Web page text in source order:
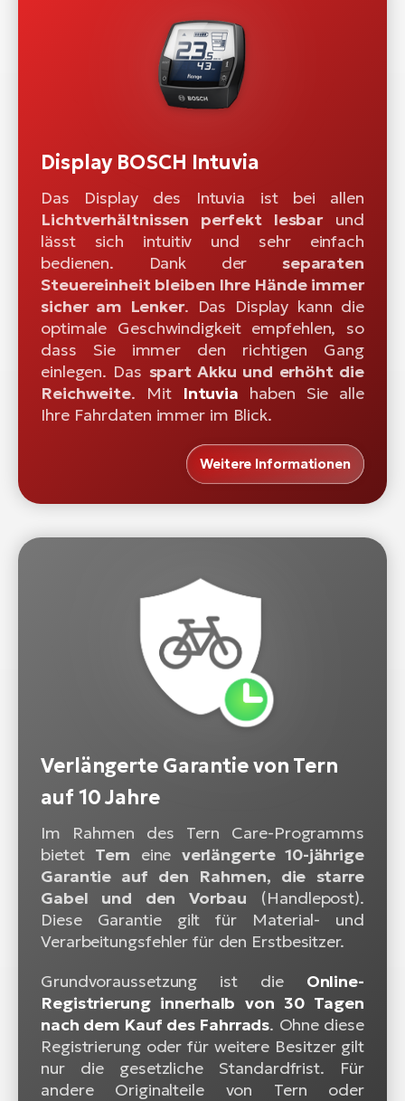
Display BOSCH Intuvia
Das Display des Intuvia ist bei allen
Lichtverhältnissen perfekt lesbarund
lässt sich intuitiv und sehr einfach
bedienen. Dank der separaten
Steuereinheit bleiben Ihre Hände immer
sicher am Lenker. Das Display kann die
optimale Geschwindigkeit empfehlen, so
dass Sie immer den richtigen Gang
einlegen. Das spart Akku und erhöht die
Reichweite. Mit Intuvia haben Sie alle
Ihre Fahrdaten immer im Blick.
Weitere Informationen
Verlängerte Garantie von Tern
auf 10 Jahre
Im Rahmen des Tern Care-Programms
bietet Tern eine verlängerte 10-jährige
Garantie auf den Rahmen, die starre
Gabel und den Vorbau (Handlepost).
Diese Garantie gilt für Material- und
Verarbeitungsfehler für den Erstbesitzer.
Grundvoraussetzung ist die Online-
Registrierung innerhalb von 30 Tagen
nach dem Kauf des Fahrrads. Ohne diese
Registrierung oder für weitere Besitzer gilt
nur die gesetzliche Standardfrist. Für
andere Originalteile von Tern oder